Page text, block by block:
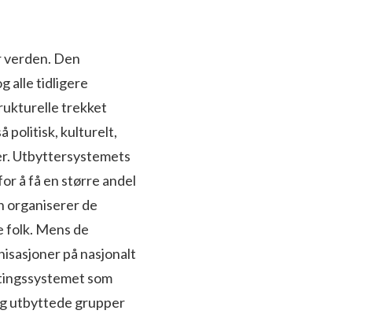
verden. Den
alle tidligere
trekket
politisk, kulturelt,
Utbyttersystemets
å få en større andel
organiserer de
folk. Mens de
på nasjonalt
som
utbyttede grupper